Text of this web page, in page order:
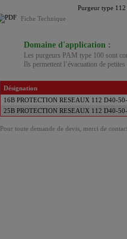
Purgeur type
Fiche Technique
Domaine d'application :
Les purgeurs PAM type 100 sont
Ils permettent l’évacuation de
Désignation
16B PROTECTION RESEAUX 112 D40-
25B PROTECTION RESEAUX 112 D40-
Pour toute demande de devis, merci de